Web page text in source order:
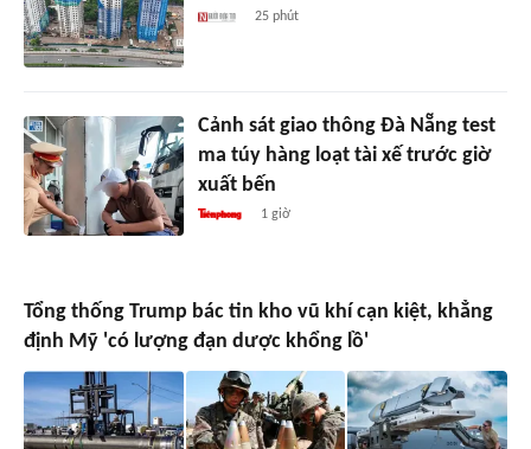
25 phút
Cảnh sát giao thông Đà Nẵng test
ma túy hàng loạt tài xế trước giờ
xuất bến
1 giờ
Tổng thống Trump bác tin kho vũ khí cạn kiệt, khẳng
định Mỹ 'có lượng đạn dược khổng lồ'